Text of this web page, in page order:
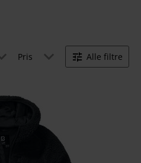
Pris Alle filtre